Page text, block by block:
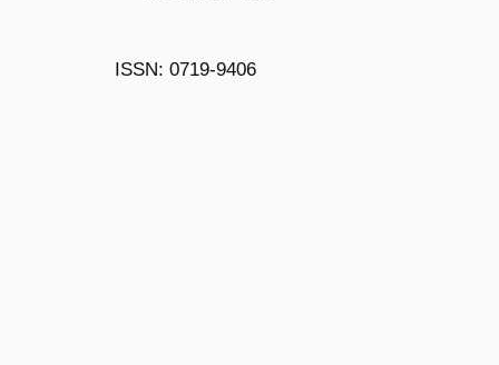
ISSN: 0719-9406